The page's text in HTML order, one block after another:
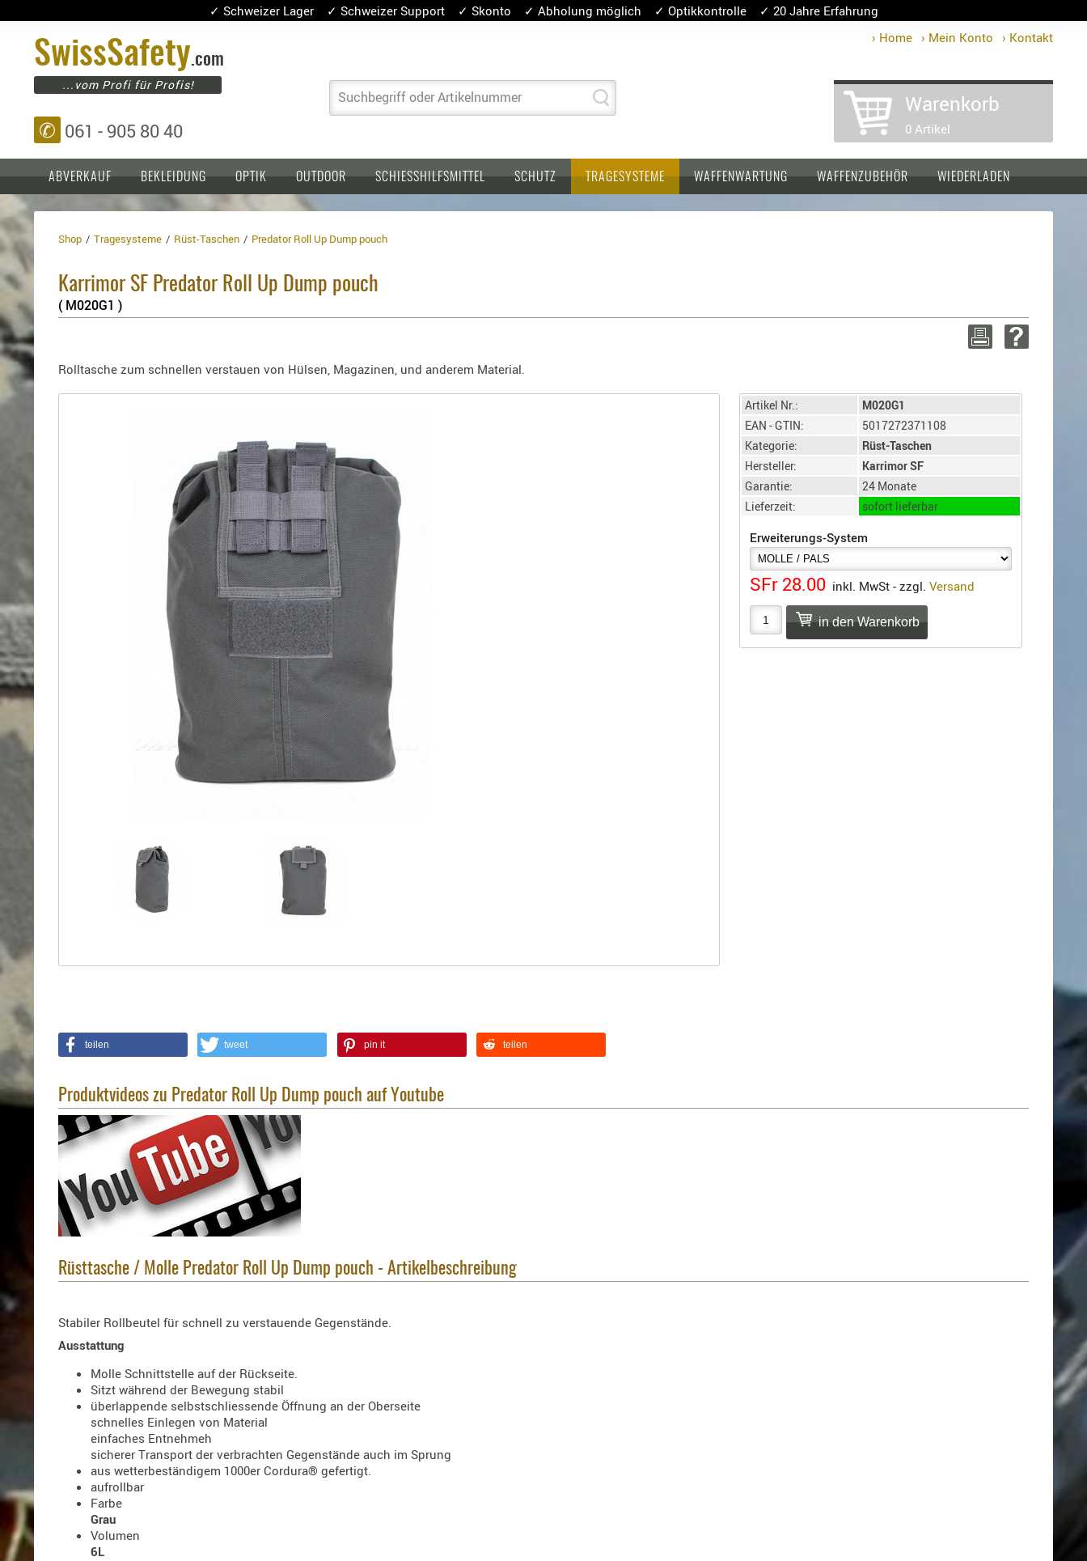
✓ Schweizer Lager ✓ Schweizer Support ✓ Skonto ✓ Abholung möglich ✓ Optikkontrolle ✓ 20 Jahre Erfahrung
› Home › Mein Konto › Kontakt
SwissSafety.com
...vom Profi für Profis!
✆ 061 - 905 80 40
Suchbegriff oder Artikelnummer Warenkorb
0 Artikel
ABVERKAUF BEKLEIDUNG OPTIK OUTDOOR SCHIESSHILFSMITTEL SCHUTZ
Einlagen,
Kopfschutz
Tragesysteme
TRAGESYSTEME
Holster
Grundplatten
Holster
Holster
WAFFENWARTUNG WAFFENZUBEHÖR WIEDERLADEN
Shop Tragesysteme Rüst-Taschen Predator Roll Up Dump pouch
Karrimor SF Predator Roll Up Dump pouch
( M020G1 )
Rolltasche zum schnellen verstauen von Hülsen, Magazinen, und anderem Material.
Artikel Nr.:
M020G1
EAN - GTIN:
5017272371108
Kategorie:
Rüst-Taschen
Hersteller:
Karrimor SF
Garantie:
24 Monate
Lieferzeit:
sofort lieferbar
Erweiterungs-System
SFr 28.00 inkl. MwSt - zzgl. Versand
teilen tweet pin it teilen
Produktvideos zu Predator Roll Up Dump pouch auf Youtube
Rüsttasche / Molle Predator Roll Up Dump pouch - Artikelbeschreibung
Stabiler Rollbeutel für schnell zu verstauende Gegenstände.
Ausstattung
Molle Schnittstelle auf der Rückseite.
Sitzt während der Bewegung stabil
überlappende selbstschliessende Öffnung an der Oberseite
schnelles Einlegen von Material
einfaches Entnehmeh
sicherer Transport der verbrachten Gegenstände auch im Sprung
aus wetterbeständigem 1000er Cordura® gefertigt.
aufrollbar
Farbe
Grau
Volumen
6L